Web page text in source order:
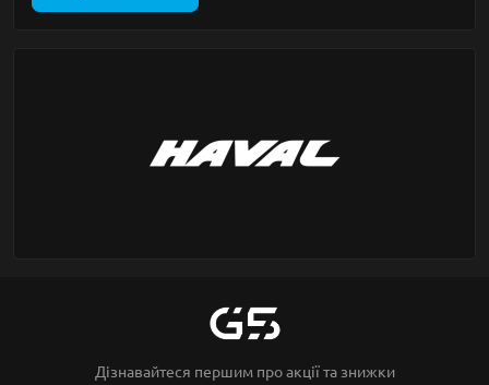
Дізнавайтеся першим про акції та знижки